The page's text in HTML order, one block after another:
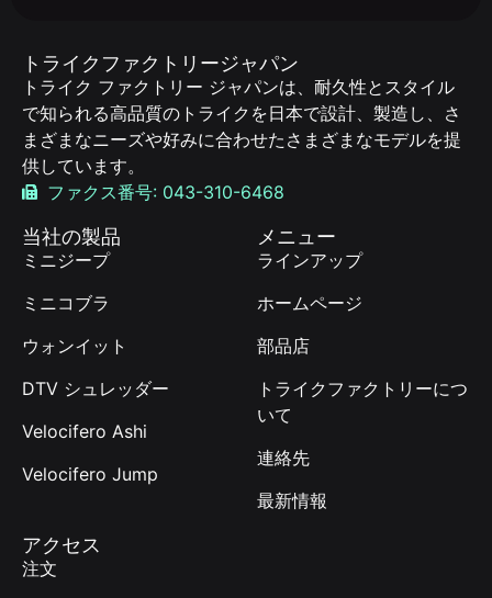
当社の製品
ミニジープ
ミニコブラ
ウォンイット
DTV シュレッダー
Velocifero Ashi
Velocifero Jump
メニュー
ラインアップ
ホームページ
部品店
トライクファクトリーにつ
いて
連絡先
最新情報
アクセス
注文
トライクファクトリージャパン
トライク ファクトリー ジャパンは、耐久性とスタイル
で知られる高品質のトライクを日本で設計、製造し、さ
まざまなニーズや好みに合わせたさまざまなモデルを提
供しています。
ファクス番号: 043-310-6468